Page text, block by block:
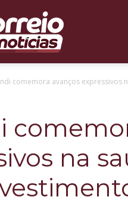
Correio
Notícias
comemora avanços expressivos
na